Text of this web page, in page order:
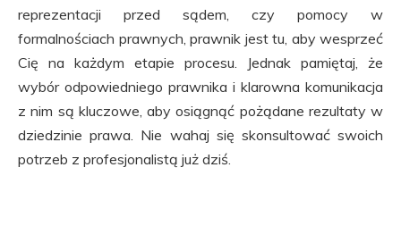
reprezentacji przed sądem, czy pomocy w
formalnościach prawnych, prawnik jest tu, aby wesprzeć
Cię na każdym etapie procesu. Jednak pamiętaj, że
wybór odpowiedniego prawnika i klarowna komunikacja
z nim są kluczowe, aby osiągnąć pożądane rezultaty w
dziedzinie prawa. Nie wahaj się skonsultować swoich
potrzeb z profesjonalistą już dziś.